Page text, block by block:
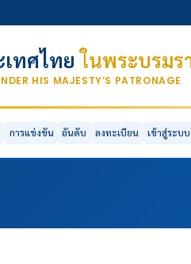
เทศไทยในพระบรม
HIS MAJESTY’S PATRONAGE
การแข่งขัน อันดับ ลงทะเบียน เข้าสู่ระบบ